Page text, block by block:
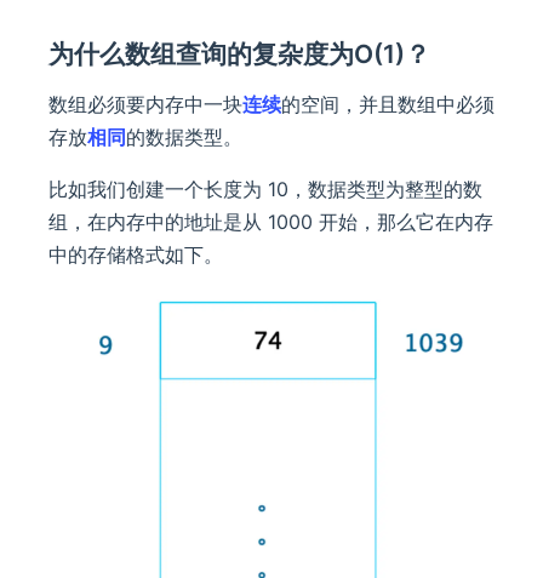
为什么数组查询的复杂度为O(1)？
数组必须要内存中一块连续的空间，并且数组中必须
存放相同的数据类型。
比如我们创建一个长度为 10，数据类型为整型的数
组，在内存中的地址是从 1000 开始，那么它在内存
中的存储格式如下。